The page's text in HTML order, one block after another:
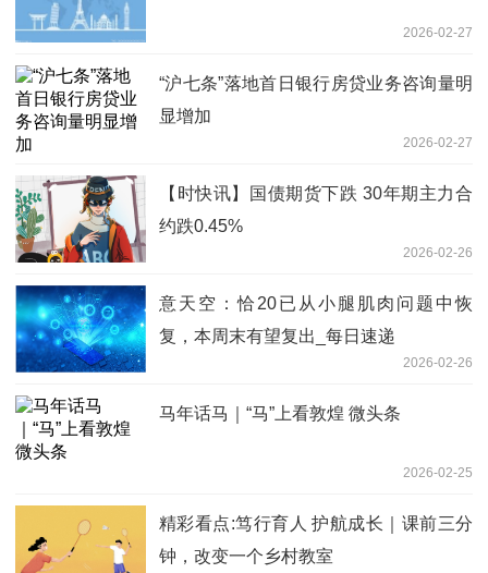
2026-02-27
“沪七条”落地首日银行房贷业务咨询量明
显增加
2026-02-27
【时快讯】国债期货下跌 30年期主力合
约跌0.45%
2026-02-26
意天空：恰20已从小腿肌肉问题中恢
复，本周末有望复出_每日速递
2026-02-26
马年话马｜“马”上看敦煌 微头条
2026-02-25
精彩看点:笃行育人 护航成长｜课前三分
钟，改变一个乡村教室